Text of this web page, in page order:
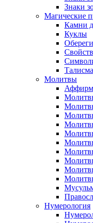
Знаки
Магические
Камни
Куклы
Молитвы
Нумерология